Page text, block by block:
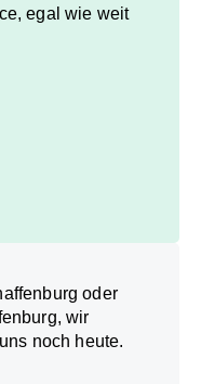
egal wie weit
oder
wir
noch heute.